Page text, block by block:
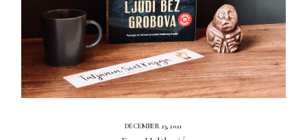
DECEMBER 23, 2021